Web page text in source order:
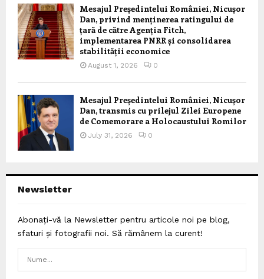
Mesajul Președintelui României, Nicușor
Dan, privind menținerea ratingului de
țară de către Agenția Fitch,
implementarea PNRR și consolidarea
stabilității economice
August 1, 2026 0
Mesajul Președintelui României, Nicușor
Dan, transmis cu prilejul Zilei Europene
de Comemorare a Holocaustului Romilor
July 31, 2026 0
Newsletter
Abonați-vă la Newsletter pentru articole noi pe blog,
sfaturi și fotografii noi. Să rămânem la curent!